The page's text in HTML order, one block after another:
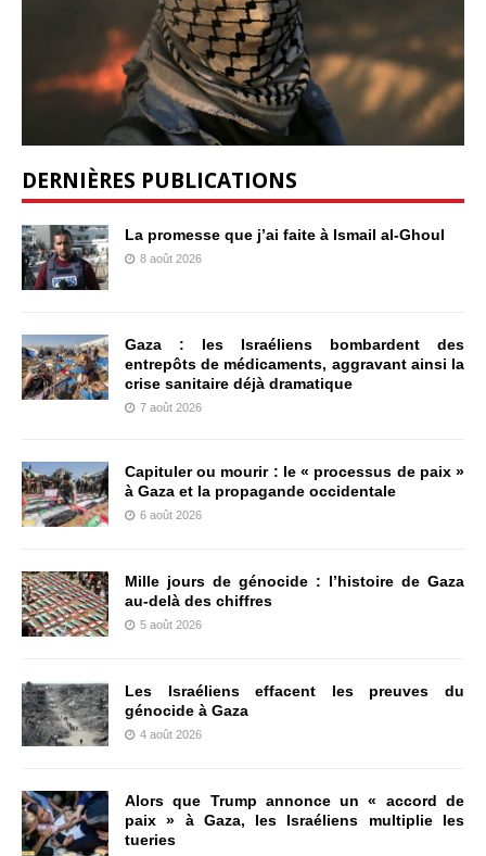
DERNIÈRES PUBLICATIONS
La promesse que j’ai faite à Ismail al-Ghoul
8 août 2026
Gaza : les Israéliens bombardent des
entrepôts de médicaments, aggravant ainsi la
crise sanitaire déjà dramatique
7 août 2026
Capituler ou mourir : le « processus de paix »
à Gaza et la propagande occidentale
6 août 2026
Mille jours de génocide : l’histoire de Gaza
au-delà des chiffres
5 août 2026
Les Israéliens effacent les preuves du
génocide à Gaza
4 août 2026
Alors que Trump annonce un « accord de
paix » à Gaza, les Israéliens multiplie les
tueries